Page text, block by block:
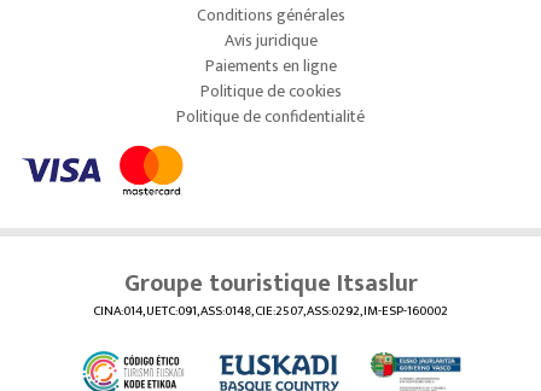
Conditions générales
Avis juridique
Paiements en ligne
Politique de cookies
Politique de confidentialité
Groupe touristique Itsaslur
CINA:014, UETC:091, ASS:0148, CIE:2507, ASS:0292, IM-ESP-160002